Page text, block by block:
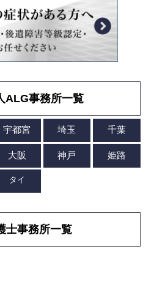
ALG事務所一覧
士事務所一覧